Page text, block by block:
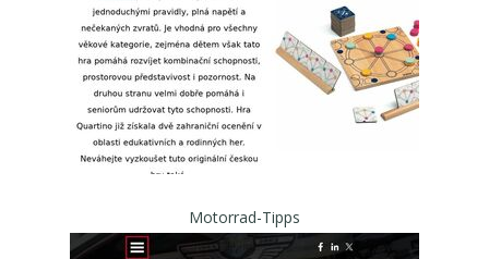
Motorrad-Tipps